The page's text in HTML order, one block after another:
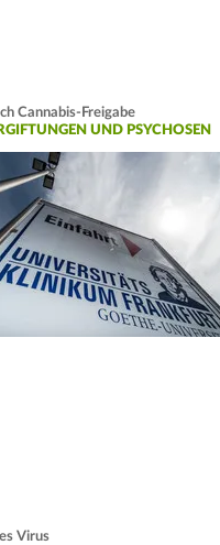
Cannabis-Freigabe
UND PSYCHOSEN
Virus